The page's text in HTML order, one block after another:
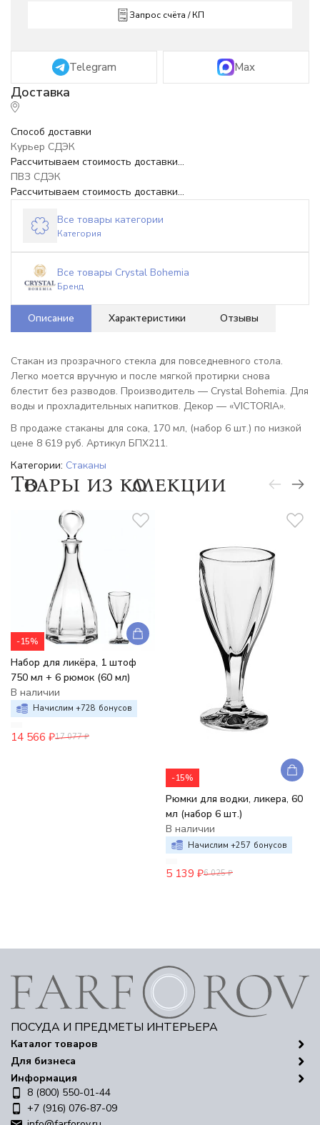
Запрос счёта / КП
Telegram Max
Способ доставки
Курьер СДЭК
Рассчитываем стоимость доставки...
ПВЗ СДЭК
Рассчитываем стоимость доставки...
Все товары категории
Категория
Все товары Crystal Bohemia
Бренд
Описание Характеристики Отзывы
Стакан из прозрачного стекла для повседневного стола.
Легко моется вручную и после мягкой протирки снова
блестит без разводов. Производитель — Crystal Bohemia. Для
воды и прохладительных напитков. Декор — «VICTORIA».
В продаже стаканы для сока, 170 мл, (набор 6 шт.) по низкой
цене 8 619 руб. Артикул БПХ211.
Категории: Стаканы
Товары из коллекции
-15%
Набор для ликёра, 1 штоф
750 мл + 6 рюмок (60 мл)
В наличии
Начислим +728 бонусов
14 566 ₽17 077 ₽
-15%
Рюмки для водки, ликера, 60
мл (набор 6 шт.)
В наличии
Начислим +257 бонусов
5 139 ₽6 025 ₽
ПОСУДА И ПРЕДМЕТЫ ИНТЕРЬЕРА
Каталог товаров
Для бизнеса
Информация
8 (800) 550-01-44
+7 (916) 076-87-09